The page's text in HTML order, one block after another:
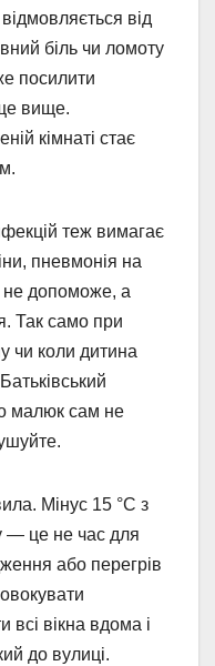
від
біль чи ломоту
посилити
вище.
кімнаті стає
теж вимагає
пневмонія на
не допоможе, а
Так само при
чи коли дитина
малюк сам не
Мінус 15 °C з
— це не час для
або перегрів
всі вікна вдома і
до вулиці.